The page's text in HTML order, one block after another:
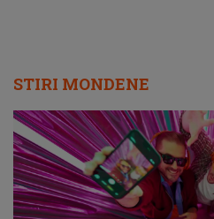
STIRI MONDENE